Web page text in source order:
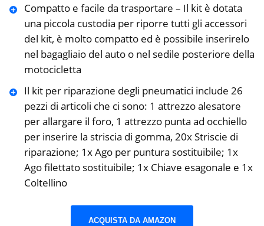
Compatto e facile da trasportare – Il kit è dotata
una piccola custodia per riporre tutti gli accessori
del kit, è molto compatto ed è possibile inserirelo
nel bagagliaio del auto o nel sedile posteriore della
motocicletta
Il kit per riparazione degli pneumatici include 26
pezzi di articoli che ci sono: 1 attrezzo alesatore
per allargare il foro, 1 attrezzo punta ad occhiello
per inserire la striscia di gomma, 20x Striscie di
riparazione; 1x Ago per puntura sostituibile; 1x
Ago filettato sostituibile; 1x Chiave esagonale e 1x
Coltellino
ACQUISTA DA AMAZON